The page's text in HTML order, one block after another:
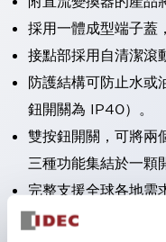
採用一體成型端子蓋
接點部採用自清潔滾
防護結構可防止水或
鈕開關為 IP40）。
雙按鈕開關，可將兩
三種功能集結於一顆
完整支援全球各地需
一顆 LED 燈泡即可